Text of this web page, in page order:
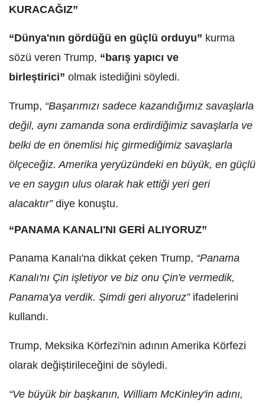
KURACAĞIZ”
“Dünya'nın gördüğü en güçlü orduyu” kurma
sözü veren Trump, “barış yapıcı ve
birleştirici” olmak istediğini söyledi.
Trump, “Başarımızı sadece kazandığımız savaşlarla
değil, aynı zamanda sona erdirdiğimiz savaşlarla ve
belki de en önemlisi hiç girmediğimiz savaşlarla
ölçeceğiz. Amerika yeryüzündeki en büyük, en güçlü
ve en saygın ulus olarak hak ettiği yeri geri
alacaktır”diye konuştu.
“PANAMA KANALI'NI GERİ ALIYORUZ”
Panama Kanalı'na dikkat çeken Trump, “Panama
Kanalı'nı Çin işletiyor ve biz onu Çin'e vermedik,
Panama'ya verdik. Şimdi geri alıyoruz”ifadelerini
kullandı.
Trump, Meksika Körfezi'nin adının Amerika Körfezi
olarak değiştirileceğini de söyledi.
“Ve büyük bir başkanın, William McKinley'in adını,